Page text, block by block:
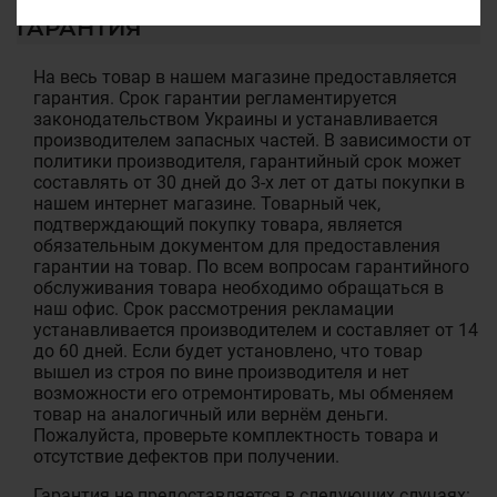
ГАРАНТИЯ
На весь товар в нашем магазине предоставляется
гарантия. Срок гарантии регламентируется
законодательством Украины и устанавливается
производителем запасных частей. В зависимости от
политики производителя, гарантийный срок может
составлять от 30 дней до 3-х лет от даты покупки в
нашем интернет магазине. Товарный чек,
подтверждающий покупку товара, является
обязательным документом для предоставления
гарантии на товар. По всем вопросам гарантийного
обслуживания товара необходимо обращаться в
наш офис. Срок рассмотрения рекламации
устанавливается производителем и составляет от 14
до 60 дней. Если будет установлено, что товар
вышел из строя по вине производителя и нет
возможности его отремонтировать, мы обменяем
товар на аналогичный или вернём деньги.
Пожалуйста, проверьте комплектность товара и
отсутствие дефектов при получении.